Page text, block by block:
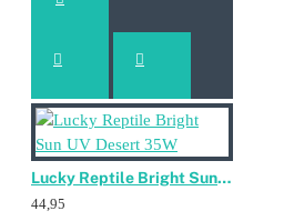
Lucky Reptile Bright Sun UV Desert 35W
44,95